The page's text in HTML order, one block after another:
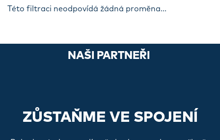
Této filtraci neodpovídá žádná proměna...
NAŠI PARTNEŘI
ZŮSTAŇME VE SPOJENÍ